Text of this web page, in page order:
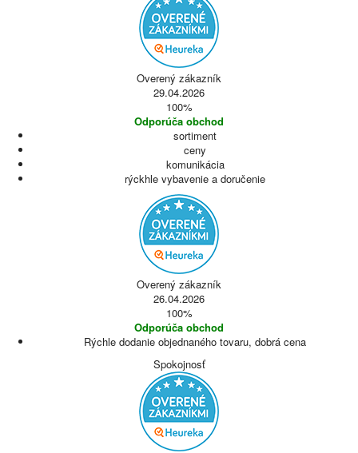
Overený zákazník
29.04.2026
100%
Odporúča obchod
sortiment
ceny
komunikácia
rýckhle vybavenie a doručenie
Overený zákazník
26.04.2026
100%
Odporúča obchod
Rýchle dodanie objednaného tovaru, dobrá cena
Spokojnosť